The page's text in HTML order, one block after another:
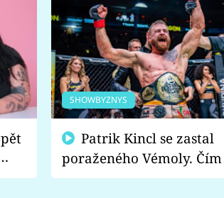
SHOWBYZNYS
poraženého Vémoly.
fanoušci naštvali?